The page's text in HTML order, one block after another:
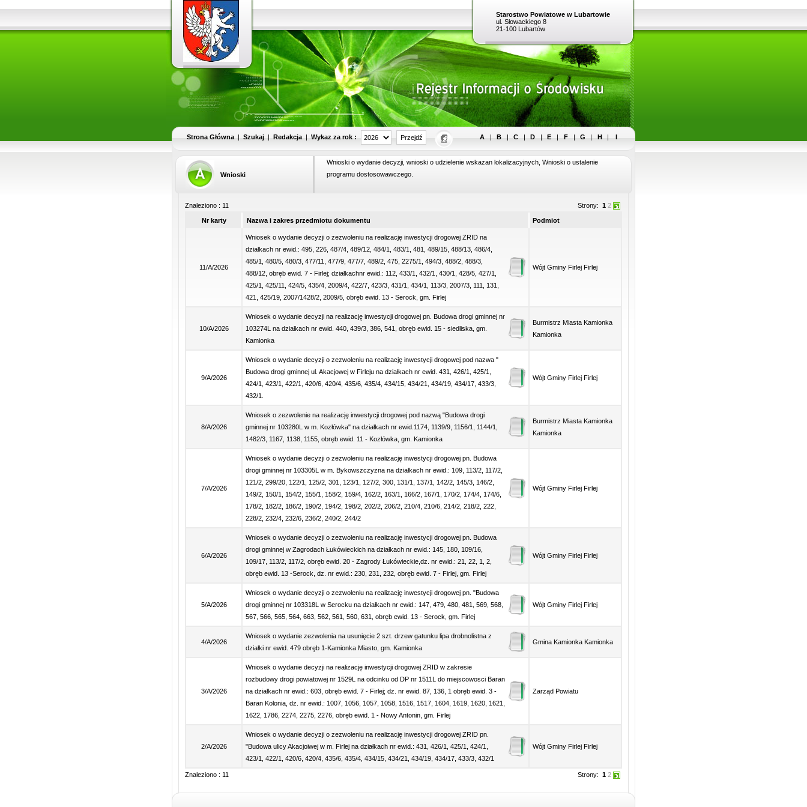
Starostwo Powiatowe w Lubartowie
ul. Słowackiego 8
21-100 Lubartów
Strona Główna | Szukaj | Redakcja | Wykaz za rok : A | B | C | D | E | F | G | H | I
Wnioski
Wnioski o wydanie decyzji, wnioski o udzielenie wskazan lokalizacyjnych, Wnioski o ustalenie
programu dostosowawczego.
Strony: 1 2
Znaleziono : 11
Nr karty Nazwa i zakres przedmiotu dokumentu Podmiot
11/A/2026
Wniosek o wydanie decyzji o zezwoleniu na realizację inwestycji drogowej ZRID na
działkach nr ewid.: 495, 226, 487/4, 489/12, 484/1, 483/1, 481, 489/15, 488/13, 486/4,
485/1, 480/5, 480/3, 477/11, 477/9, 477/7, 489/2, 475, 2275/1, 494/3, 488/2, 488/3,
488/12, obręb ewid. 7 - Firlej; działkachnr ewid.: 112, 433/1, 432/1, 430/1, 428/5, 427/1,
425/1, 425/11, 424/5, 435/4, 2009/4, 422/7, 423/3, 431/1, 434/1, 113/3, 2007/3, 111, 131,
421, 425/19, 2007/1428/2, 2009/5, obręb ewid. 13 - Serock, gm. Firlej
Wójt Gminy Firlej Firlej
10/A/2026
Wniosek o wydanie decyzji na realizację inwestycji drogowej pn. Budowa drogi gminnej nr
103274L na działkach nr ewid. 440, 439/3, 386, 541, obręb ewid. 15 - siedliska, gm.
Kamionka
Burmistrz Miasta Kamionka
Kamionka
9/A/2026
Wniosek o wydanie decyzji o zezwoleniu na realizację inwestycji drogowej pod nazwa "
Budowa drogi gminnej ul. Akacjowej w Firleju na działkach nr ewid. 431, 426/1, 425/1,
424/1, 423/1, 422/1, 420/6, 420/4, 435/6, 435/4, 434/15, 434/21, 434/19, 434/17, 433/3,
432/1.
Wójt Gminy Firlej Firlej
8/A/2026
Wniosek o zezwolenie na realizację inwestycji drogowej pod nazwą "Budowa drogi
gminnej nr 103280L w m. Kozłówka" na działkach nr ewid.1174, 1139/9, 1156/1, 1144/1,
1482/3, 1167, 1138, 1155, obręb ewid. 11 - Kozłówka, gm. Kamionka
Burmistrz Miasta Kamionka
Kamionka
7/A/2026
Wniosek o wydanie decyzji o zezwoleniu na realizację inwestycji drogowej pn. Budowa
drogi gminnej nr 103305L w m. Bykowszczyzna na działkach nr ewid.: 109, 113/2, 117/2,
121/2, 299/20, 122/1, 125/2, 301, 123/1, 127/2, 300, 131/1, 137/1, 142/2, 145/3, 146/2,
149/2, 150/1, 154/2, 155/1, 158/2, 159/4, 162/2, 163/1, 166/2, 167/1, 170/2, 174/4, 174/6,
178/2, 182/2, 186/2, 190/2, 194/2, 198/2, 202/2, 206/2, 210/4, 210/6, 214/2, 218/2, 222,
228/2, 232/4, 232/6, 236/2, 240/2, 244/2
Wójt Gminy Firlej Firlej
6/A/2026
Wniosek o wydanie decyzji o zezwoleniu na realizację inwestycji drogowej pn. Budowa
drogi gminnej w Zagrodach Łukówieckich na działkach nr ewid.: 145, 180, 109/16,
109/17, 113/2, 117/2, obręb ewid. 20 - Zagrody Łukówieckie,dz. nr ewid.: 21, 22, 1, 2,
obręb ewid. 13 -Serock, dz. nr ewid.: 230, 231, 232, obręb ewid. 7 - Firlej, gm. Firlej
Wójt Gminy Firlej Firlej
5/A/2026
Wniosek o wydanie decyzji o zezwoleniu na realizację inwestycji drogowej pn. "Budowa
drogi gminnej nr 103318L w Serocku na działkach nr ewid.: 147, 479, 480, 481, 569, 568,
567, 566, 565, 564, 663, 562, 561, 560, 631, obręb ewid. 13 - Serock, gm. Firlej
Wójt Gminy Firlej Firlej
4/A/2026
Wniosek o wydanie zezwolenia na usunięcie 2 szt. drzew gatunku lipa drobnolistna z
działki nr ewid. 479 obręb 1-Kamionka Miasto, gm. Kamionka
Gmina Kamionka Kamionka
3/A/2026
Wniosek o wydanie decyzji na realizację inwestycji drogowej ZRID w zakresie
rozbudowy drogi powiatowej nr 1529L na odcinku od DP nr 1511L do miejscowosci Baran
na działkach nr ewid.: 603, obręb ewid. 7 - Firlej; dz. nr ewid. 87, 136, 1 obręb ewid. 3 -
Baran Kolonia, dz. nr ewid.: 1007, 1056, 1057, 1058, 1516, 1517, 1604, 1619, 1620, 1621,
1622, 1786, 2274, 2275, 2276, obręb ewid. 1 - Nowy Antonin, gm. Firlej
Zarząd Powiatu
2/A/2026
Wniosek o wydanie decyzji o zezwoleniu na realizację inwestycji drogowej ZRID pn.
"Budowa ulicy Akacjoiwej w m. Firlej na działkach nr ewid.: 431, 426/1, 425/1, 424/1,
423/1, 422/1, 420/6, 420/4, 435/6, 435/4, 434/15, 434/21, 434/19, 434/17, 433/3, 432/1
Wójt Gminy Firlej Firlej
Strony: 1 2
Znaleziono : 11